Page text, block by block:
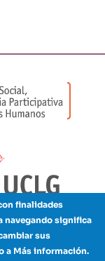
Créditos
finalidades
navegando significa
sus
a Más información.